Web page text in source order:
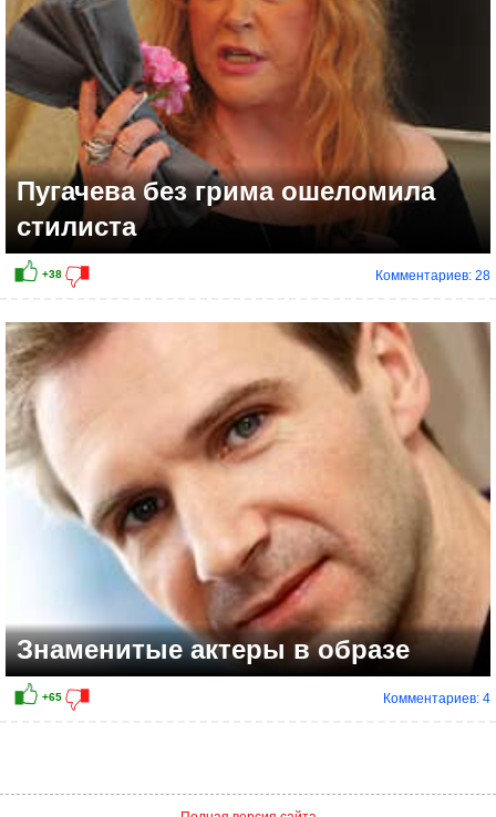
+8
Пугачева без грима ошеломила
стилиста
Комментариев: 28
Знаменитые актеры в образе
Комментариев: 4